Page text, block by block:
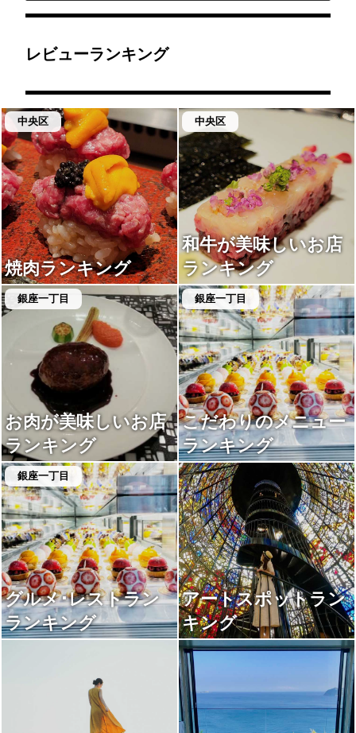
て見た目もオシャレ☆
きにはたまりません！
お色も可愛い！箱も可愛
い！贈答品にも喜ばれる
ルト、お菓子ギフト等を
レビューランキング
中央区
焼肉ランキング
中央区
和牛が美味しいお店
ランキング
銀座一丁目
お肉が美味しいお店
ランキング
銀座一丁目
こだわりのメニュー
ランキング
銀座一丁目
グルメ･レストラン
ランキング
アートスポットラン
キング